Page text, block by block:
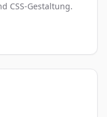
CSS-Gestaltung.